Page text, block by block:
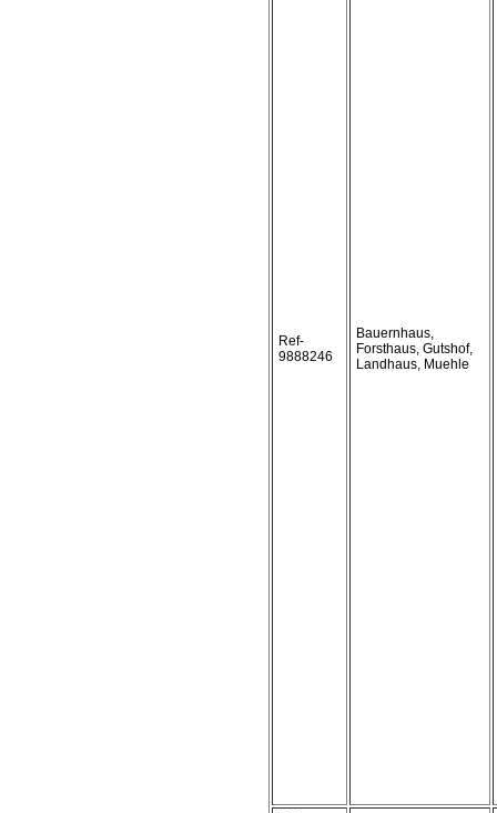
Ref-
9888246
Bauernhaus,
Forsthaus, Gutshof,
Landhaus, Muehle